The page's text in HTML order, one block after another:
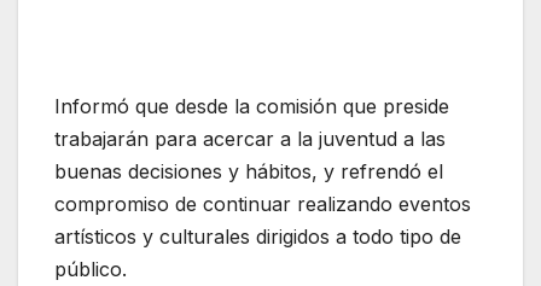
Informó que desde la comisión que preside
trabajarán para acercar a la juventud a las
buenas decisiones y hábitos, y refrendó el
compromiso de continuar realizando eventos
artísticos y culturales dirigidos a todo tipo de
público.